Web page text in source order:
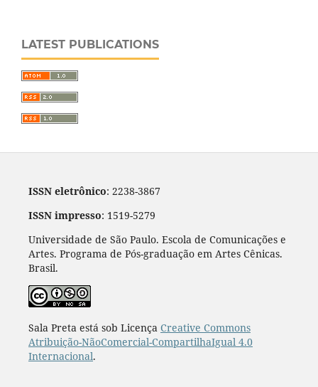
LATEST PUBLICATIONS
ISSN eletrônico: 2238-3867
ISSN impresso: 1519-5279
Universidade de São Paulo. Escola de Comunicações e
Artes. Programa de Pós-graduação em Artes Cênicas.
Brasil.
Sala Preta está sob Licença Creative Commons
Atribuição-NãoComercial-CompartilhaIgual 4.0
Internacional.